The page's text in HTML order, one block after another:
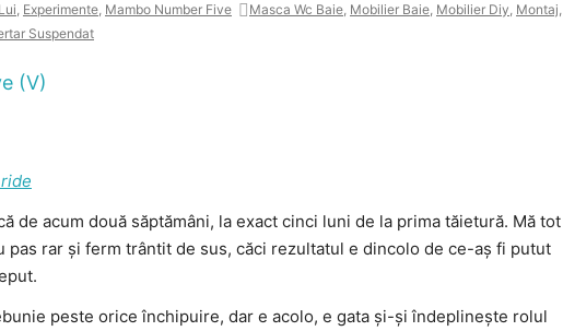
, Experimente, Mambo Number Five Masca Wc Baie, Mobilier Baie, Mobilier Diy, Montaj,
Suspendat
(V)
de acum două săptămâni, la exact cinci luni de la prima tăietură. Mă tot
pas rar și ferm trântit de sus, căci rezultatul e dincolo de ce-aș fi putut
peste orice închipuire, dar e acolo, e gata și-și îndeplinește rolul